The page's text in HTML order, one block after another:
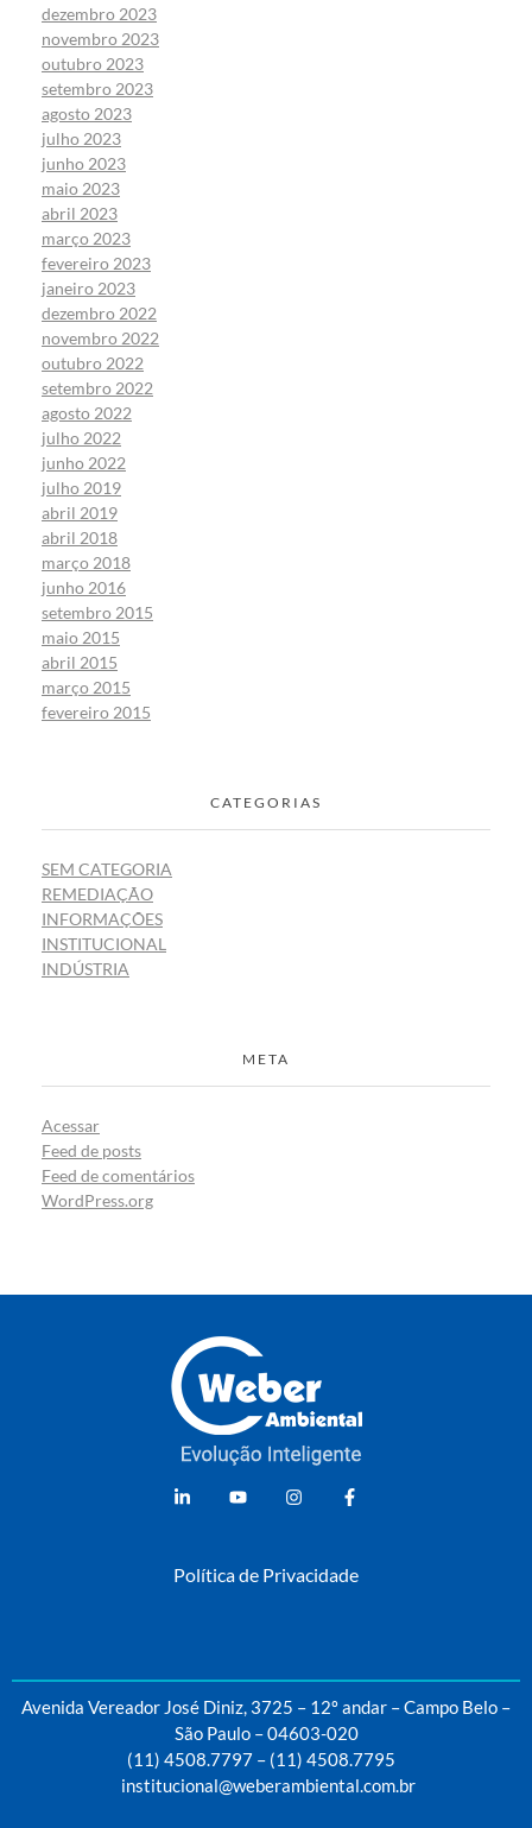
dezembro 2023
novembro 2023
outubro 2023
setembro 2023
agosto 2023
julho 2023
junho 2023
maio 2023
abril 2023
março 2023
fevereiro 2023
janeiro 2023
dezembro 2022
novembro 2022
outubro 2022
setembro 2022
agosto 2022
julho 2022
junho 2022
julho 2019
abril 2019
abril 2018
março 2018
junho 2016
setembro 2015
maio 2015
abril 2015
março 2015
fevereiro 2015
CATEGORIAS
SEM CATEGORIA
REMEDIAÇÃO
INFORMAÇÕES
INSTITUCIONAL
INDÚSTRIA
META
Acessar
Feed de posts
Feed de comentários
WordPress.org
Política de Privacidade
Avenida Vereador José Diniz, 3725 – 12º andar – Campo Belo –
São Paulo – 04603-020
(11) 4508.7797– (11) 4508.7795
institucional@weberambiental.com.br